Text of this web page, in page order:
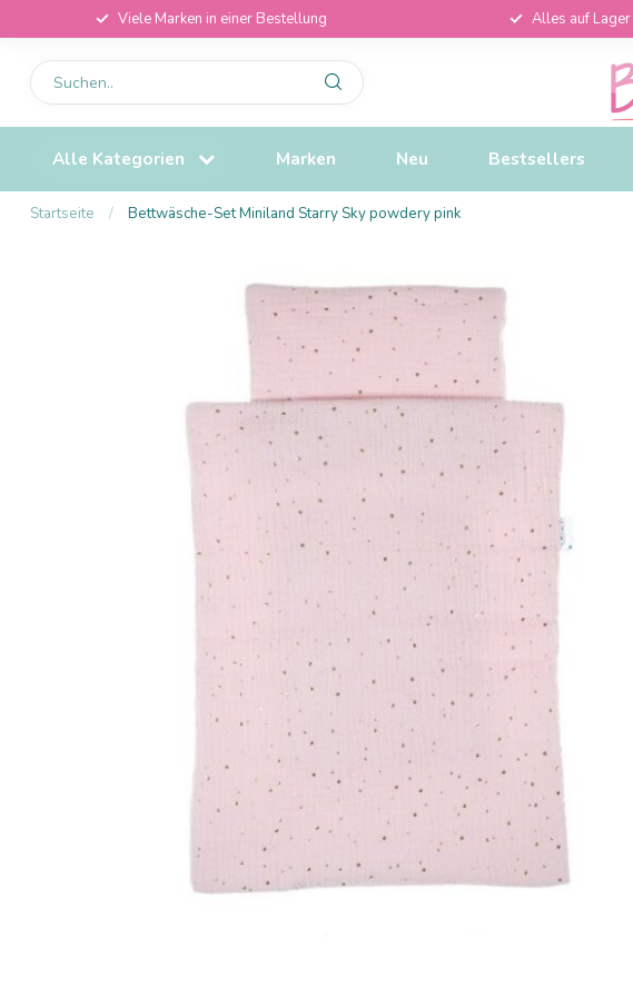
Viele Marken in einer Bestellung Alles auf Lager
Alle Kategorien Marken Neu Bestsellers
Startseite / Bettwäsche-Set Miniland Starry Sky powdery pink